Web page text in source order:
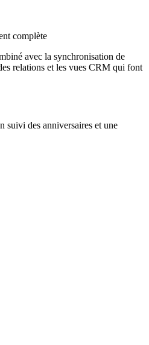
complète
avec la synchronisation de
relations et les vues CRM qui font
suivi des anniversaires et une